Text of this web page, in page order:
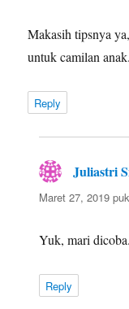
Makasih tipsnya
untuk camilan anak.
Reply
Juliastri
Maret 27, 2019
Yuk, mari
Reply